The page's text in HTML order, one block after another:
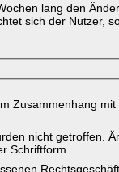
lang den
sich der Nutzer,
Zusammenhang
nicht getroffen.
Schriftform.